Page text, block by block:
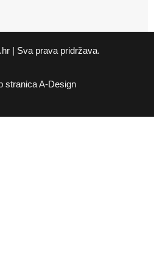
| Sva prava pridržava.
stranicaA-Design